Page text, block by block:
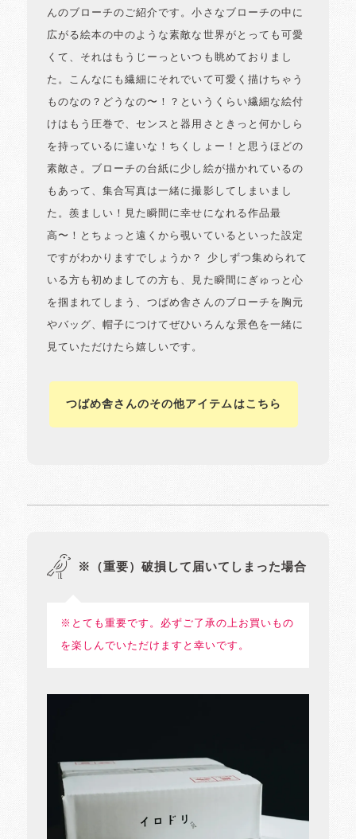
んのブローチのご紹介です。小さなブローチの中に
広がる絵本の中のような素敵な世界がとっても可愛
くて、それはもうじーっといつも眺めておりまし
た。こんなにも繊細にそれでいて可愛く描けちゃう
ものなの？どうなの〜！？というくらい繊細な絵付
けはもう圧巻で、センスと器用さときっと何かしら
を持っているに違いな！ちくしょー！と思うほどの
素敵さ。ブローチの台紙に少し絵が描かれているの
もあって、集合写真は一緒に撮影してしまいまし
た。羨ましい！見た瞬間に幸せになれる作品最
高〜！とちょっと遠くから覗いているといった設定
ですがわかりますでしょうか？ 少しずつ集められて
いる方も初めましての方も、見た瞬間にぎゅっと心
を掴まれてしまう、つばめ舎さんのブローチを胸元
やバッグ、帽子につけてぜひいろんな景色を一緒に
見ていただけたら嬉しいです。
つばめ舎さんのその他アイテムはこちら
※（重要）破損して届いてしまった場合
※とても重要です。必ずご了承の上お買いもの
を楽しんでいただけますと幸いです。